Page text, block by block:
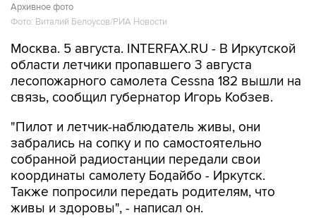
Архивное фото
Фото: Виталий Белоусов/РИА Новости
Москва. 5 августа. INTERFAX.RU - В Иркутской
области летчики пропавшего 3 августа
лесопожарного самолета Cessna 182 вышли на
связь, сообщил губернатор Игорь Кобзев.
"Пилот и летчик-наблюдатель живы, они
забрались на сопку и по самостоятельно
собранной радиостанции передали свои
координаты самолету Бодайбо - Иркутск.
Также попросили передать родителям, что
живы и здоровы", - написал он.